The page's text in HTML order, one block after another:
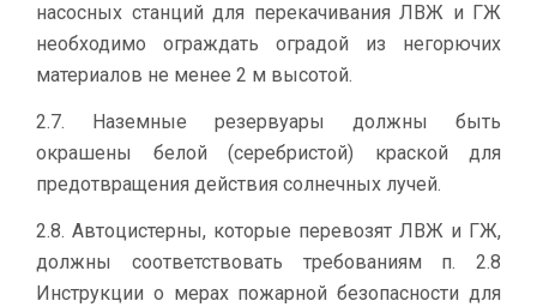
насосных станций для перекачивания ЛВЖ и ГЖ
необходимо ограждать оградой из негорючих
материалов не менее 2 м высотой.
2.7. Наземные резервуары должны быть
окрашены белой (серебристой) краской для
предотвращения действия солнечных лучей.
2.8. Автоцистерны, которые перевозят ЛВЖ и ГЖ,
должны соответствовать требованиям п. 2.8
Инструкции о мерах пожарной безопасности для